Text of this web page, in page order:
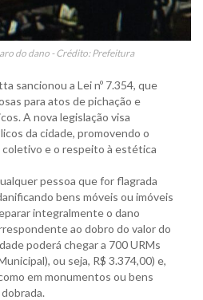
do dano - Crédito: Prefeitura
sancionou a Lei nº 7.354, que
para atos de pichação e
A nova legislação visa
da cidade, promovendo o
e o respeito à estética
pessoa que for flagrada
bens móveis ou imóveis
integralmente o dano
ao dobro do valor do
poderá chegar a 700 URMs
ou seja, R$ 3.374,00) e,
em monumentos ou bens